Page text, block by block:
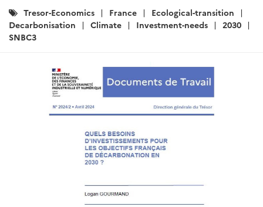
Catégories
:
Tresor-Economics France
Ecological-transition
Decarbonisation
Climate Investment-needs
2030
SNBC3